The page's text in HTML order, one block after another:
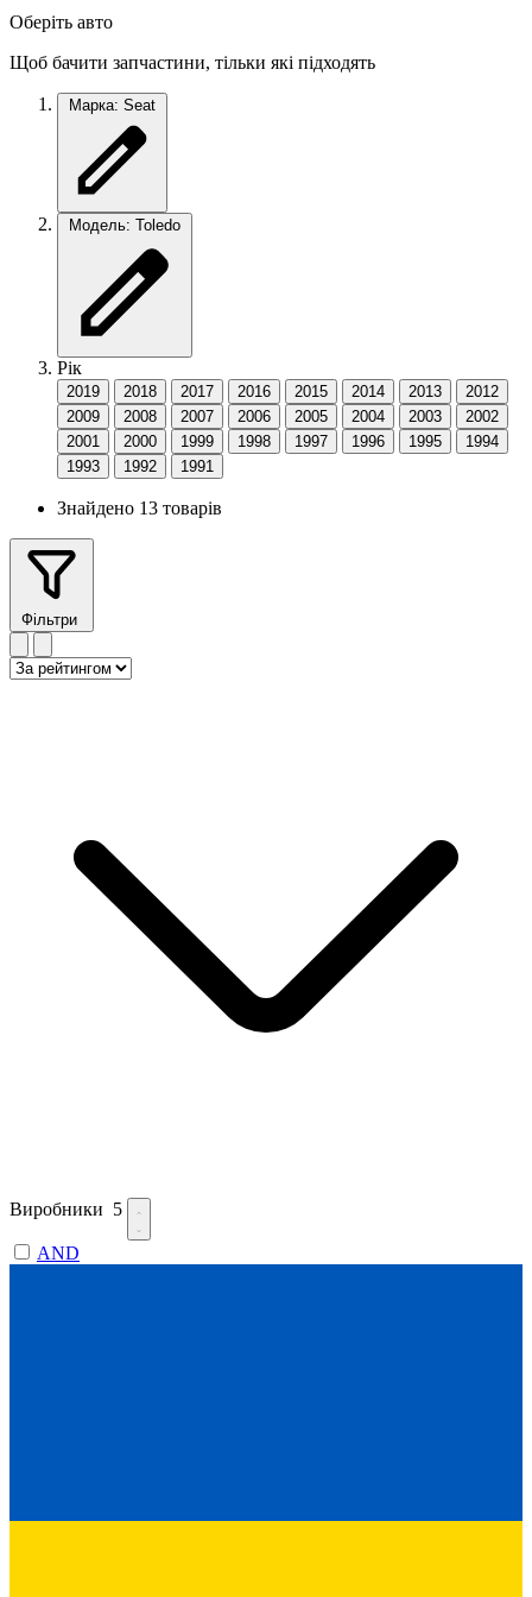
Оберіть авто
Щоб бачити запчастини, тільки які підходять
Марка: Seat
Модель: Toledo
Рік
2019 2018 2017 2016 2015 2014 2013
2012
2009
2008 2007 2006 2005 2004 2003
2002
2001
2000 1999 1998 1997 1996 1995
1994
1993
1992 1991
Знайдено 13 товарів
Фільтри
Виробники 5
AND